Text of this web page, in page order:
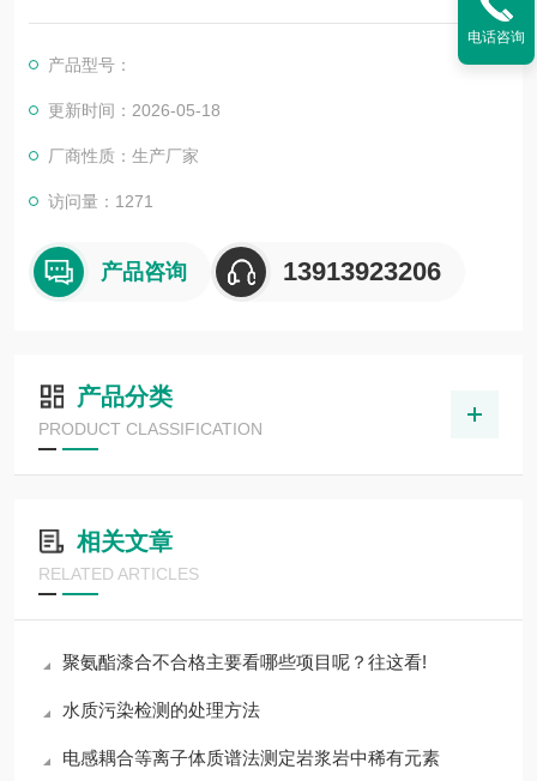
行业，于进行气体、固体或液体间的反应实验。冲击瓶可接1/4输
产品型号：
更新时间：2026-05-18
厂商性质：生产厂家
访问量：1271
产品咨询 13913923206
产品分类
PRODUCT CLASSIFICATION
相关文章
RELATED ARTICLES
聚氨酯漆合不合格主要看哪些项目呢？往这看!
水质污染检测的处理方法
电感耦合等离子体质谱法测定岩浆岩中稀有元素
电话咨询